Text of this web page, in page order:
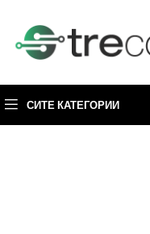
СИТЕ КАТЕГОРИИ